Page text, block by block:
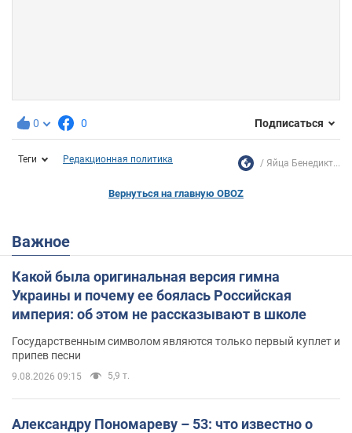
0 0 Подписаться
Теги Редакционная политика Яйца Бенедикт...
Вернуться на главную OBOZ
Важное
Какой была оригинальная версия гимна
Украины и почему ее боялась Российская
империя: об этом не рассказывают в школе
Государственным символом являются только первый куплет и
припев песни
9.08.2026 09:15 5,9 т.
Александру Пономареву – 53: что известно о